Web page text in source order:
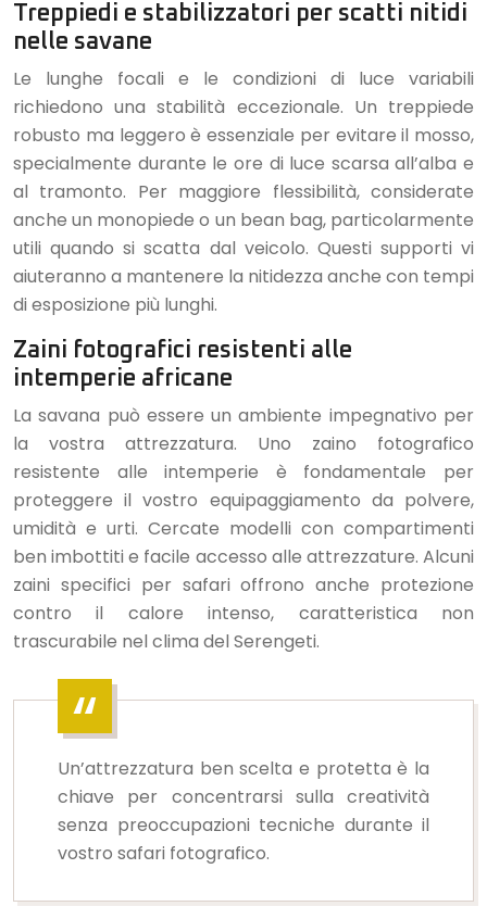
Treppiedi e stabilizzatori per scatti nitidi
nelle savane
Le lunghe focali e le condizioni di luce variabili
richiedono una stabilità eccezionale. Un treppiede
robusto ma leggero è essenziale per evitare il mosso,
specialmente durante le ore di luce scarsa all’alba e
al tramonto. Per maggiore flessibilità, considerate
anche un monopiede o un bean bag, particolarmente
utili quando si scatta dal veicolo. Questi supporti vi
aiuteranno a mantenere la nitidezza anche con tempi
di esposizione più lunghi.
Zaini fotografici resistenti alle
intemperie africane
La savana può essere un ambiente impegnativo per
la vostra attrezzatura. Uno zaino fotografico
resistente alle intemperie è fondamentale per
proteggere il vostro equipaggiamento da polvere,
umidità e urti. Cercate modelli con compartimenti
ben imbottiti e facile accesso alle attrezzature. Alcuni
zaini specifici per safari offrono anche protezione
contro il calore intenso, caratteristica non
trascurabile nel clima del Serengeti.
Un’attrezzatura ben scelta e protetta è la
chiave per concentrarsi sulla creatività
senza preoccupazioni tecniche durante il
vostro safari fotografico.